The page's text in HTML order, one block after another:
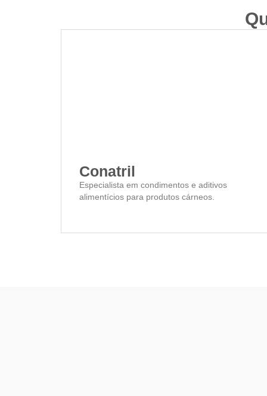
Conatril
Especialista em condimentos e aditivos
alimentícios para produtos cárneos.